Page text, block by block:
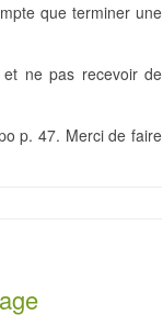
que terminer une
ne pas recevoir de
p. 47. Merci de faire